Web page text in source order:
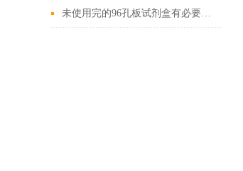
未使用完的96孔板试剂盒有必要重新保存使用吗？